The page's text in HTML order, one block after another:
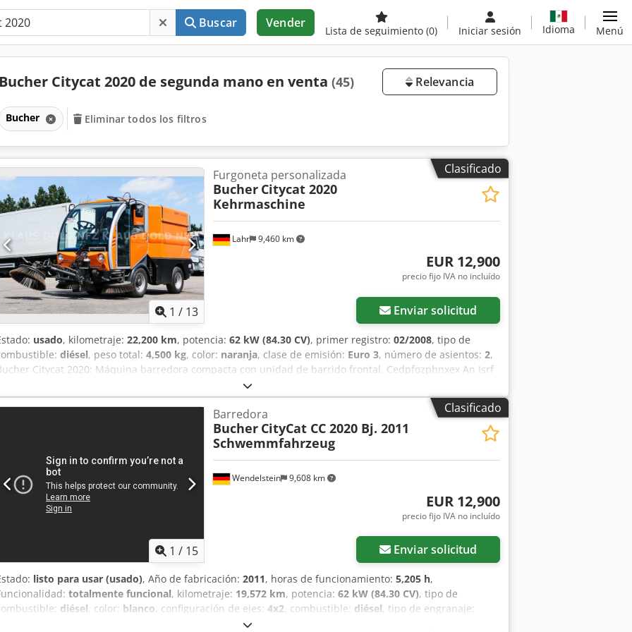
Buscar Vender
Lista de seguimiento (0) Iniciar sesión Idioma Menú
Bucher Citycat 2020 de segunda mano en venta (45) Relevancia
Bucher Eliminar todos los filtros
Clasificado
1 / 13
Lahr 9,460 km
Furgoneta personalizada
Bucher Citycat 2020
Kehrmaschine
EUR 12,900
precio fijo IVA no incluído
Enviar solicitud
usado, kilometraje: 22,200 km, potencia: 62 kW (84.30 CV), primer registro: 02/2008, tipo de
diésel, peso total: 4,500 kg, color: naranja, clase de emisión: Euro 3, número de asientos: 2,
Citycat 2020: Máquina barredora compacta con unidad de barrido frontal. Cedpfozphnxex An Isrf
Para consultas: Estado: muy bueno * Fabricante: Bucher * Modelo: CityCat 2020 * Cabina cerrada con
visibilidad en todas direcciones * Cepillo lateral izquierdo * Cepillo lateral derecho * Cepillo frontal
* Contenedor de recogida ----Precio: 12.900 €, más el 19 % de IVA. Para más información, puede
contactarnos en los siguientes números de teléfono: Hablamos: alemán, inglés, francés y… Salvo errores,
Clasificado
1 / 15
Wendelstein 9,608 km
Barredora
Bucher CityCat CC 2020 Bj. 2011
Schwemmfahrzeug
EUR 12,900
precio fijo IVA no incluído
Enviar solicitud
listo para usar (usado), Año de fabricación: 2011, horas de funcionamiento: 5,205 h,
totalmente funcional, kilometraje: 19,572 km, potencia: 62 kW (84.30 CV), tipo de
diésel, color: blanco, configuración de ejes: 4x2, combustible: diésel, tipo de engranaje:
, volumen del espacio de carga: